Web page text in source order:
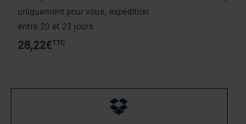
uniquement pour vous, expédition
entre 20 et 23 jours
28,22€TTC